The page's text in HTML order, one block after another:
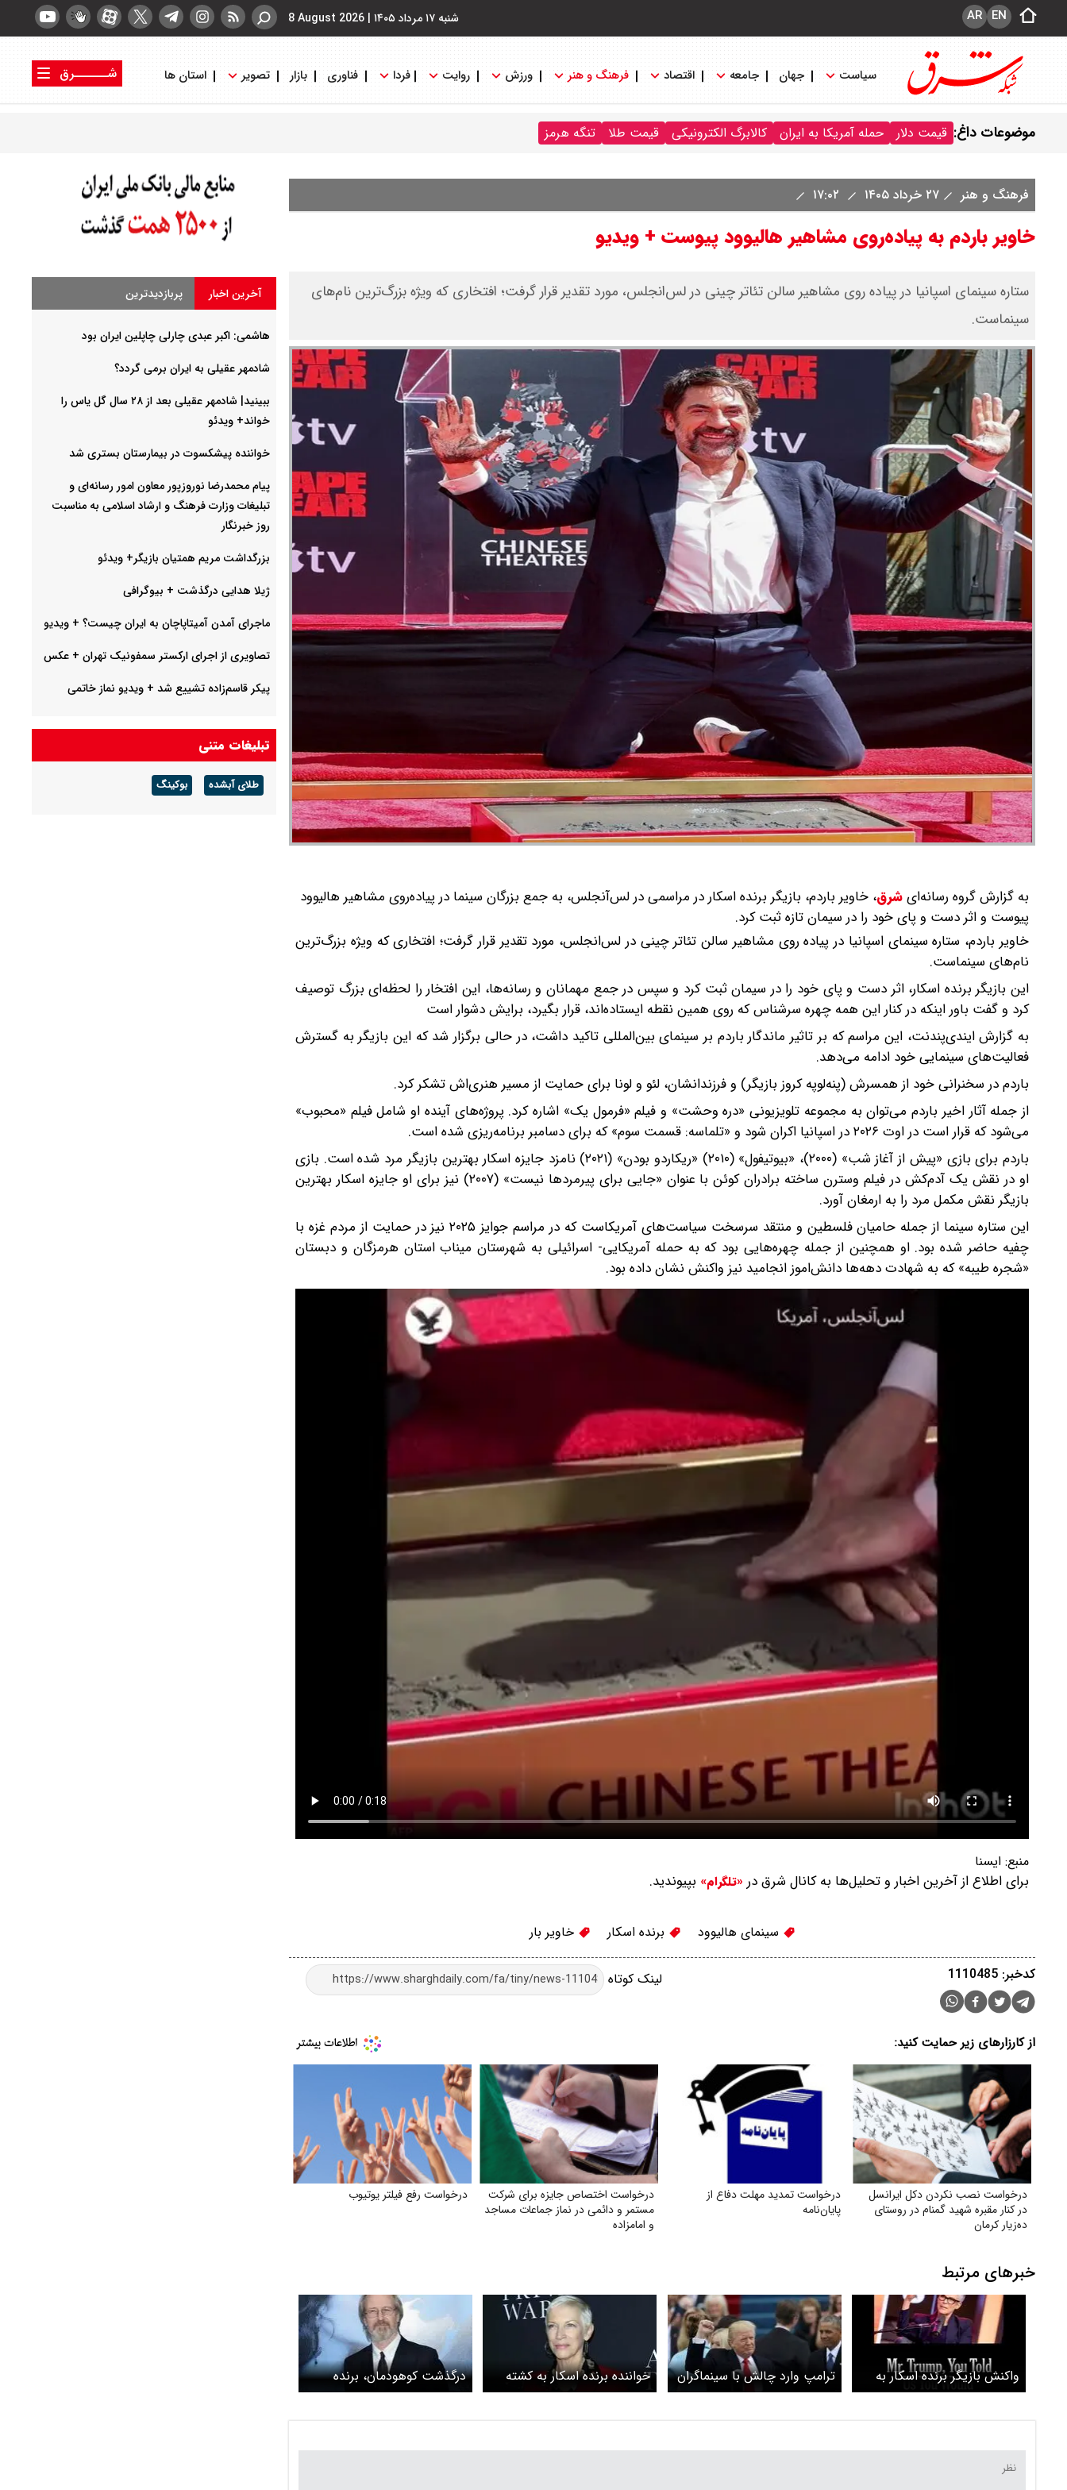
شنبه ۱۷ مرداد ۱۴۰۵ |
8 August 2026 EN
AR
سیاست جهان جامعه اقتصاد فرهنگ و هنر ورزش روایت فردا فناوری بازار تصویر استان ها
شــــــرق
موضوعات داغ: قیمت دلار حمله آمریکا به ایران کالابرگ الکترونیکی قیمت طلا تنگه هرمز
فرهنگ و هنر ۲۷ خرداد ۱۴۰۵
خاویر باردم به پیاده‌روی مشاهیر هالیوود پیوست + ویدیو
ستاره سینمای اسپانیا در پیاده روی مشاهیر سالن تئاتر چینی در لس‌انجلس، مورد تقدیر قرار گرفت؛ افتخاری که ویژه بزرگ‌ترین نام‌های
سینماست.
به گزارش گروه رسانه‌ایشرق، خاویر باردم، بازیگر برنده اسکار در مراسمی در لس‌آنجلس، به جمع بزرگان سینما در پیاده‌روی مشاهیر هالیوود
پیوست و اثر دست و پای خود را در سیمان تازه ثبت کرد.
خاویر باردم، ستاره سینمای اسپانیا در پیاده روی مشاهیر سالن تئاتر چینی در لس‌انجلس، مورد تقدیر قرار گرفت؛ افتخاری که ویژه بزرگ‌ترین
نام‌های سینماست.
این بازیگر برنده اسکار، اثر دست و پای خود را در سیمان ثبت کرد و سپس در جمع مهمانان و رسانه‌ها، این افتخار را لحظه‌ای بزرگ توصیف
کرد و گفت باور اینکه در کنار این همه چهره سرشناس که روی همین نقطه ایستاده‌اند، قرار بگیرد، برایش دشوار است
به گزارش ایندی‌پندنت، این مراسم که بر تاثیر ماندگار باردم بر سینمای بین‌المللی تاکید داشت، در حالی برگزار شد که این بازیگر به گسترش
فعالیت‌های سینمایی خود ادامه می‌دهد.
باردم در سخنرانی خود از همسرش (پنه‌لوپه کروز بازیگر) و فرزندانشان، لئو و لونا برای حمایت از مسیر هنری‌اش تشکر کرد.
از جمله آثار اخیر باردم می‌توان به مجموعه تلویزیونی «دره وحشت» و فیلم «فرمول یک» اشاره کرد. پروژه‌های آینده او شامل فیلم «محبوب»
می‌شود که قرار است در اوت ۲۰۲۶ در اسپانیا اکران شود و «تلماسه: قسمت سوم» که برای دسامبر برنامه‌ریزی شده است.
باردم برای بازی «پیش از آغاز شب» (۲۰۰۰)، «بیوتیفول» (۲۰۱۰) «ریکاردو بودن» (۲۰۲۱) نامزد جایزه اسکار بهترین بازیگر مرد شده است. بازی
او در نقش یک آدم‌کش در فیلم وسترن ساخته برادران کوئن با عنوان «جایی برای پیرمردها نیست» (۲۰۰۷) نیز برای او جایزه اسکار بهترین
بازیگر نقش مکمل مرد را به ارمغان آورد.
این ستاره سینما از جمله حامیان فلسطین و منتقد سرسخت سیاست‌های آمریکاست که در مراسم جوایز ۲۰۲۵ نیز در حمایت از مردم غزه با
چفیه حاضر شده بود. او همچنین از جمله چهره‌هایی بود که به حمله آمریکایی- اسرائیلی به شهرستان میناب استان هرمزگان و دبستان
«شجره طیبه» که به شهادت دهه‌ها دانش‌اموز انجامید نیز واکنش نشان داده بود.
منبع: ایسنا
برای اطلاع از آخرین اخبار و تحلیل‌ها به کانال شرق در «تلگرام» بپیوندید.
سینمای هالیوود برنده اسکار خاویر بار
لینک کوتاه کدخبر: 1110485
از کارزارهای زیر حمایت کنید:
درخواست نصب نکردن دکل ایرانسل
در کنار مقبره شهید گمنام در روستای
ده‌زیار کرمان
درخواست تمدید مهلت دفاع از
پایان‌نامه
درخواست اختصاص جایزه برای شرکت
مستمر و دائمی در نماز جماعات مساجد
و امامزاده
درخواست رفع فیلتر یوتیوب
خبرهای مرتبط
واکنش بازیگر برنده اسکار به
جنگ‌افروزی ترامپ
ترامپ وارد چالش با سینماگران
شد/ استالونه می‌آید، تام کروز
خواننده برنده اسکار به کشته
شدن خبرنگار در غزه اعتراض
درگذشت کوهودمان، برنده
اسکار
آخرین اخبار پربازدیدترین
هاشمی: اکبر عبدی چارلی چاپلین ایران بود
شادمهر عقیلی به ایران برمی گردد؟
ببینید| شادمهر عقیلی بعد از ۲۸ سال گل یاس را
خواند+ ویدئو
خواننده پیشکسوت در بیمارستان بستری شد
پیام محمدرضا نوروزپور معاون امور رسانه‌ای و
تبلیغات وزارت فرهنگ و ارشاد اسلامی به مناسبت
روز خبرنگار
بزرگداشت مریم همتیان بازیگر+ ویدئو
ژیلا هدایی درگذشت + بیوگرافی
ماجرای آمدن آمیتاپاچان به ایران چیست؟ + ویدیو
تصاویری از اجرای ارکستر سمفونیک تهران +‌ عکس
پیکر قاسم‌زاده تشییع شد + ویدیو نماز خاتمی
تبلیغات متنی
طلای آبشده بوکینگ